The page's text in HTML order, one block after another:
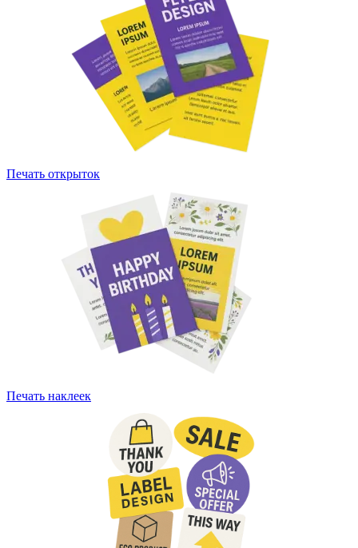
Печать открыток
Печать наклеек